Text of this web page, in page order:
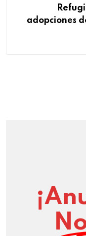
adopciones